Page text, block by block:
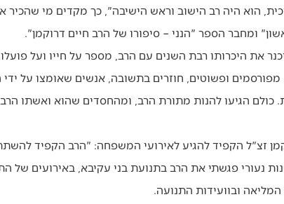
הוא היה רב הישוב וראש הישיבה", כך מקדים מי שהכיר
ומחבר הספר "הנני – סיפורו של הרב חיים דרוקמן".
את היכרותו רבת השנים עם הרב, מספר על חייו ועל
מפורסמים ופשוטים, חוזרים בתשובה, אנשים שאומצו על
כולם הגיעו להנות מתורת הרב, ומהחסדים שהוא ואשתו
זצ"ל הקפיד להגיע לאירועי המשפחה: "הרב הקפיד
נעורי פגשתי את הרב בתנועת בני עקיבא, באירועים של
ובוועידות התנועה.